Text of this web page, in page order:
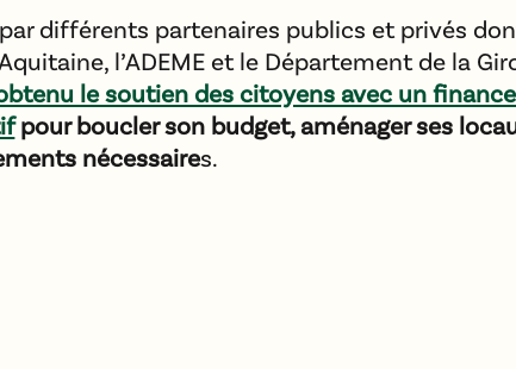
différents partenaires publics et privés
l’ADEME et le Département de la
le soutien des citoyens avec un
pour boucler son budget, aménager ses
nécessaires.